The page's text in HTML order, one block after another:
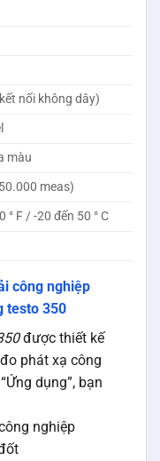
nối không dây)
màu
meas)
° F / -20 đến 50 ° C
công nghiệp
testo 350
được thiết kế
phát xạ công
dụng”, bạn
nghiệp